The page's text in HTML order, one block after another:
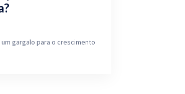
gargalo para o crescimento